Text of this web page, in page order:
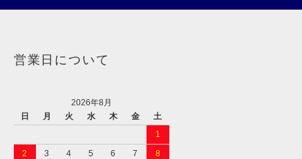
営業日について
2026年8月
日
月 火 水 木 金
土
1
2
3 4 5 6 7
8